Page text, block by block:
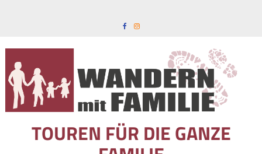
TOUREN FÜR DIE GANZE